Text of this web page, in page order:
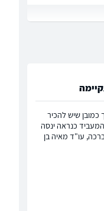
כמובן שיש להכיר
כנראה ינסה
עו"ד מאיה בן